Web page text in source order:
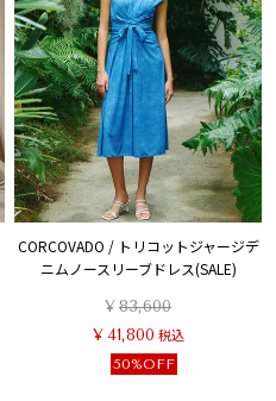
CORCOVADO / トリコットジャージデ
ニムノースリーブドレス(SALE)
¥83,600
¥ 41,800 税込
50%OFF